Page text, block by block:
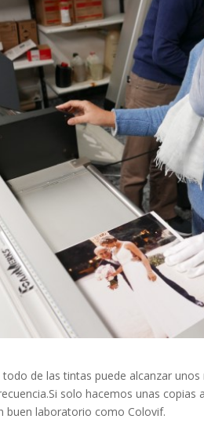
de las tintas puede alcanzar
solo hacemos unas
buen laboratorio como Colovif.